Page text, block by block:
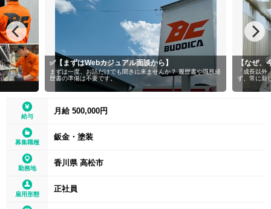
✅【まずはWebカジュアル面談から】
まずは一度、お話だけでも聞きに来ませんか？ 履歴書や職務経
歴書の準備は不要です。
【なぜ
「成長以
ず、常に新
給与
月給 500,000円
募集職種
鈑金・塗装
勤務地
香川県 高松市
雇用形態
正社員